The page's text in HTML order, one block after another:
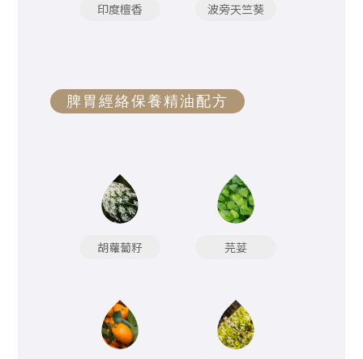
印度檀香 波旁天竺葵
脾胃經絡保養精油配方
胡蘿蔔籽 芫荽